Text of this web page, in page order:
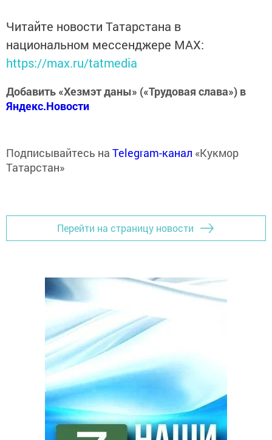
Читайте новости Татарстана в
национальном мессенджере MАХ:
https://max.ru/tatmedia
Добавить «Хезмэт даны» («Трудовая слава») в
Яндекс.Новости
Подписывайтесь на Telegram-канал «Кукмор
Татарстан»
Перейти на страницу новости